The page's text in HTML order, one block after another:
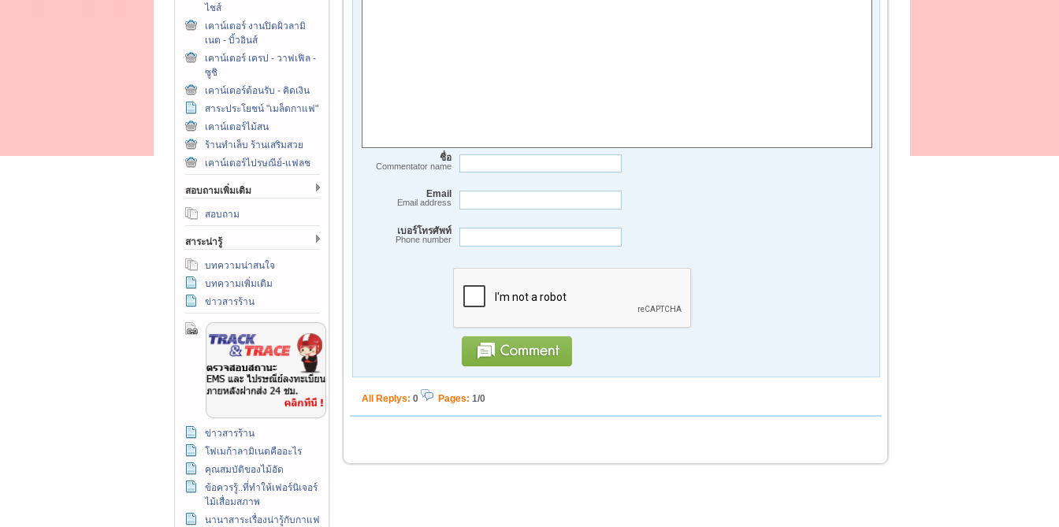
ไชส์
เคาน์เตอร์ งานปิดผิวลามิ
เนต - บิ้วอินส์
เคาน์เตอร์ เครป - วาฟเฟิล -
ซูชิ
เคาน์เตอร์ต้อนรับ - คิดเงิน
สาระประโยชน์ "เมล็ดกาแฟ"
เคาน์เตอร์ไม้สน
ร้านทำเล็บ ร้านเสริมสวย
เคาน์เตอร์ไปรษณีย์-แฟลช
สอบถามเพิ่มเติม
สอบถาม
สาระน่ารู้
บทความน่าสนใจ
บทความเพิ่มเติม
ข่าวสารร้าน
ข่าวสารร้าน
โฟเมก้าลามิเนตคืออะไร
คุณสมบัติของไม้อัด
ข้อควรรู้..ที่ทำให้เฟอร์นิเจอร์
ไม้เสื่อมสภาพ
นานาสาระเรื่องน่ารู้กับกาแฟ
ชื่อ
Commentator name
Email
Email address
เบอร์โทรศัพท์
Phone number
All Replys: 0 Pages: 1/0